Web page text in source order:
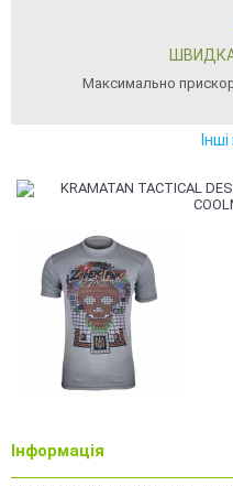
Максимально
Інформація